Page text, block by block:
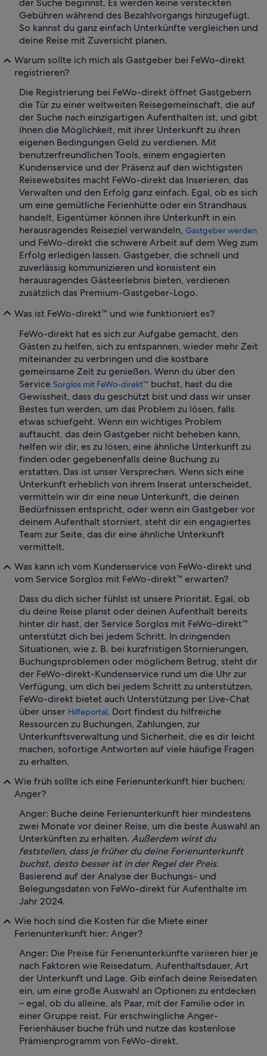
der Suche beginnst. Es werden keine versteckten
Gebühren während des Bezahlvorgangs hinzugefügt.
So kannst du ganz einfach Unterkünfte vergleichen und
deine Reise mit Zuversicht planen.
Warum sollte ich mich als Gastgeber bei FeWo-direkt
registrieren?
Die Registrierung bei FeWo-direkt öffnet Gastgebern
die Tür zu einer weltweiten Reisegemeinschaft, die auf
der Suche nach einzigartigen Aufenthalten ist, und gibt
ihnen die Möglichkeit, mit ihrer Unterkunft zu ihren
eigenen Bedingungen Geld zu verdienen. Mit
benutzerfreundlichen Tools, einem engagierten
Kundenservice und der Präsenz auf den wichtigsten
Reisewebsites macht FeWo-direkt das Inserieren, das
Verwalten und den Erfolg ganz einfach. Egal, ob es sich
um eine gemütliche Ferienhütte oder ein Strandhaus
handelt, Eigentümer können ihre Unterkunft in ein
herausragendes Reiseziel verwandeln, Gastgeber werden
und FeWo-direkt die schwere Arbeit auf dem Weg zum
Erfolg erledigen lassen. Gastgeber, die schnell und
zuverlässig kommunizieren und konsistent ein
herausragendes Gästeerlebnis bieten, verdienen
zusätzlich das Premium-Gastgeber-Logo.
Was ist FeWo-direkt™ und wie funktioniert es?
FeWo-direkt hat es sich zur Aufgabe gemacht, den
Gästen zu helfen, sich zu entspannen, wieder mehr Zeit
miteinander zu verbringen und die kostbare
gemeinsame Zeit zu genießen. Wenn du über den
Service Sorglos mit FeWo-direkt™ buchst, hast du die
Gewissheit, dass du geschützt bist und dass wir unser
Bestes tun werden, um das Problem zu lösen, falls
etwas schiefgeht. Wenn ein wichtiges Problem
auftaucht, das dein Gastgeber nicht beheben kann,
helfen wir dir, es zu lösen, eine ähnliche Unterkunft zu
finden oder gegebenenfalls deine Buchung zu
erstatten. Das ist unser Versprechen. Wenn sich eine
Unterkunft erheblich von ihrem Inserat unterscheidet,
vermitteln wir dir eine neue Unterkunft, die deinen
Bedürfnissen entspricht, oder wenn ein Gastgeber vor
deinem Aufenthalt storniert, steht dir ein engagiertes
Team zur Seite, das dir eine ähnliche Unterkunft
vermittelt.
Was kann ich vom Kundenservice von FeWo-direkt und
vom Service Sorglos mit FeWo-direkt™ erwarten?
Dass du dich sicher fühlst ist unsere Priorität. Egal, ob
du deine Reise planst oder deinen Aufenthalt bereits
hinter dir hast, der Service Sorglos mit FeWo-direkt™
unterstützt dich bei jedem Schritt. In dringenden
Situationen, wie z. B. bei kurzfristigen Stornierungen,
Buchungsproblemen oder möglichem Betrug, steht dir
der FeWo-direkt-Kundenservice rund um die Uhr zur
Verfügung, um dich bei jedem Schritt zu unterstützen.
FeWo-direkt bietet auch Unterstützung per Live-Chat
über unser Hilfeportal. Dort findest du hilfreiche
Ressourcen zu Buchungen, Zahlungen, zur
Unterkunftsverwaltung und Sicherheit, die es dir leicht
machen, sofortige Antworten auf viele häufige Fragen
zu erhalten.
Wie früh sollte ich eine Ferienunterkunft hier buchen:
Anger?
Anger: Buche deine Ferienunterkunft hier mindestens
zwei Monate vor deiner Reise, um die beste Auswahl an
Unterkünften zu erhalten. Außerdem wirst du
feststellen, dass je früher du deine Ferienunterkunft
buchst, desto besser ist in der Regel der Preis.
Basierend auf der Analyse der Buchungs- und
Belegungsdaten von FeWo-direkt für Aufenthalte im
Jahr 2024.
Wie hoch sind die Kosten für die Miete einer
Ferienunterkunft hier: Anger?
Anger: Die Preise für Ferienunterkünfte variieren hier je
nach Faktoren wie Reisedatum, Aufenthaltsdauer, Art
der Unterkunft und Lage. Gib einfach deine Reisedaten
ein, um eine große Auswahl an Optionen zu entdecken
– egal, ob du alleine, als Paar, mit der Familie oder in
einer Gruppe reist. Für erschwingliche Anger-
Ferienhäuser buche früh und nutze das kostenlose
Prämienprogramm von FeWo-direkt.